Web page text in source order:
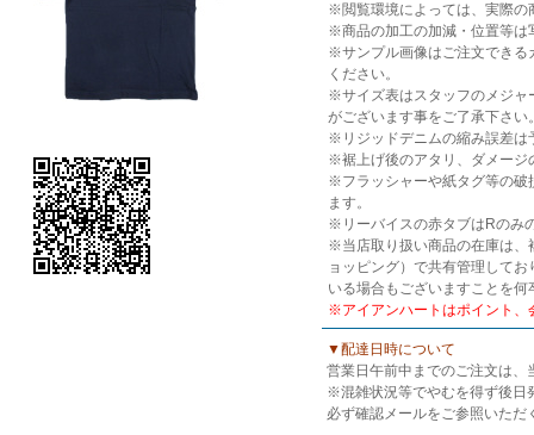
※閲覧環境によっては、実際の
※商品の加工の加減・位置等は
※サンプル画像はご注文できる
ください。
※サイズ表はスタッフのメジャ
がございます事をご了承下さい
※リジッドデニムの縮み誤差は
※裾上げ後のアタリ、ダメージ
※フラッシャーや紙タグ等の破
ます。
※リーバイスの赤タブはRのみ
※当店取り扱い商品の在庫は、
ョッピング）で共有管理して
いる場合もございますことを何
※アイアンハートはポイント、
▼配達日時について
営業日午前中までのご注文は、
※混雑状況等でやむを得ず後日
必ず確認メールをご参照いただ